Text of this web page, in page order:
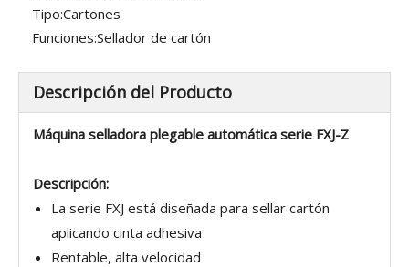
Tipo:Cartones
Funciones:Sellador de cartón
Descripción del Producto
Máquina selladora plegable automática serie FXJ-Z
Descripción:
La serie FXJ está diseñada para sellar cartón
aplicando cinta adhesiva
Rentable, alta velocidad